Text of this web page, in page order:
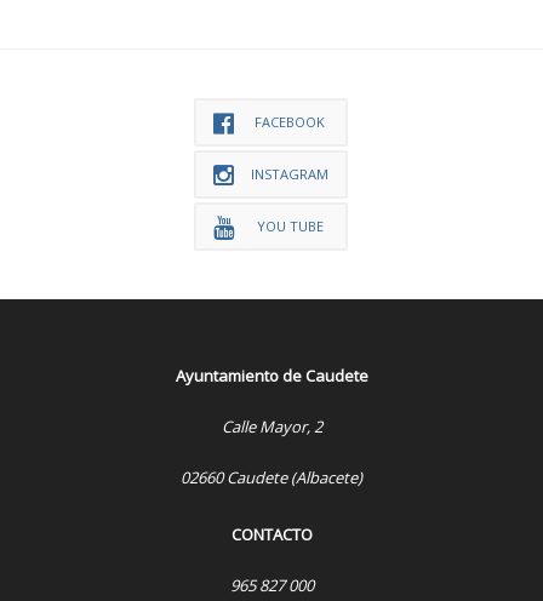
FACEBOOK
INSTAGRAM
YOU TUBE
Ayuntamiento de Caudete
Calle Mayor, 2
02660 Caudete (Albacete)
CONTACTO
965 827 000